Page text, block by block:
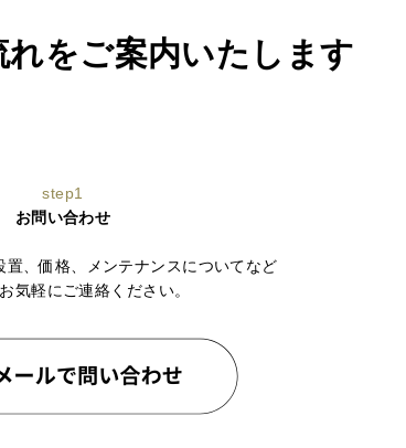
をご案内いたします
step1
お問い合わせ
置、価格、メンテナンスについてなど
気軽にご連絡ください。